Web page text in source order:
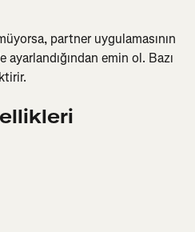
partner uygulamasının
emin ol. Bazı